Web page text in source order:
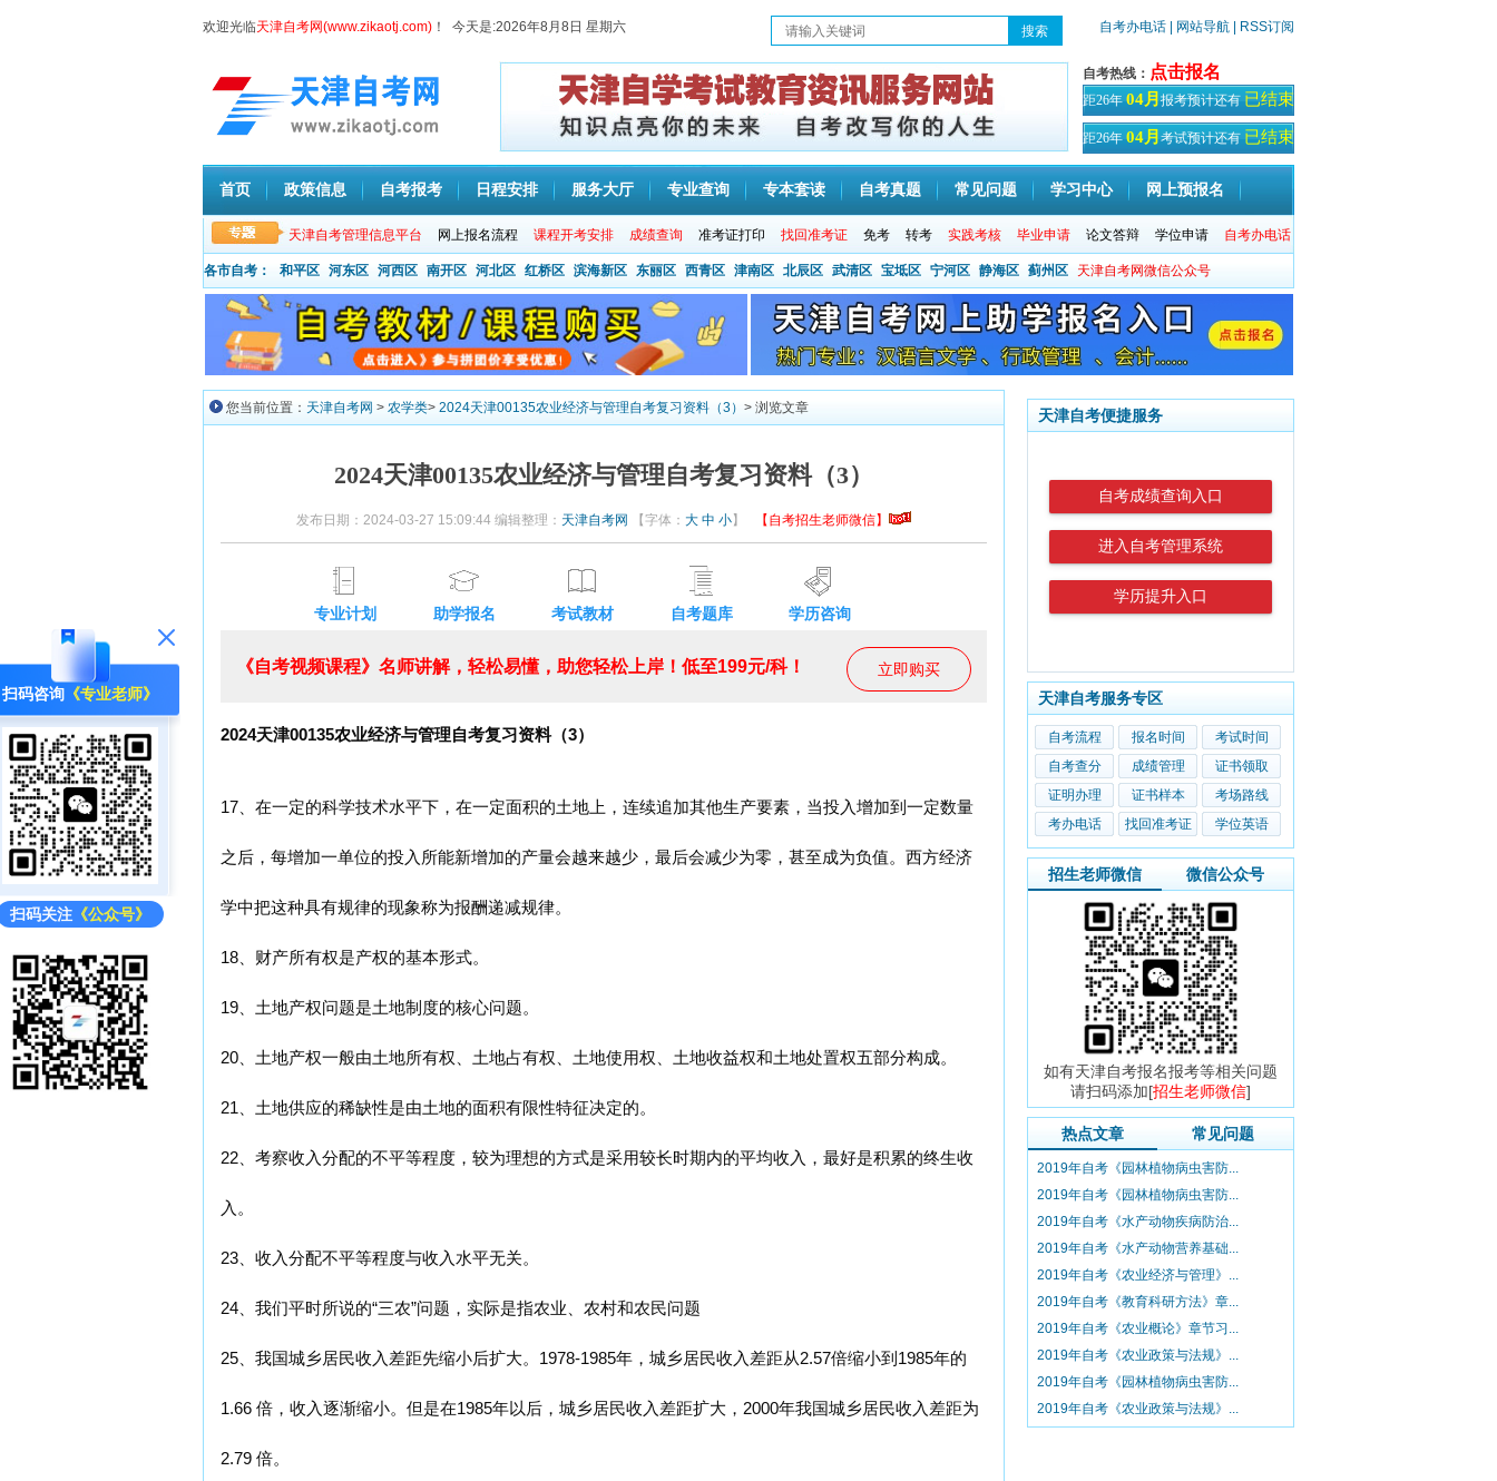
扫码咨询 《专业老师》
扫码关注 《公众号》
欢迎光临天津自考网(www.zikaotj.com) ！ 今天是:2026年8月8日 星期六 自考办电话 | 网站导航 | RSS订阅
自考热线： 点击报名
距26年 04月 报考预计还有 已结束
天！
距26年 04月 考试预计还有 已结束
天
首页 政策信息 自考报考 日程安排 服务大厅 专业查询 专本套读 自考真题 常见问题 学习中心 网上预报名
天津自考管理信息平台 网上报名流程 课程开考安排 成绩查询 准考证打印 找回准考证 免考 转考 实践考核 毕业申请 论文答辩 学位申请 自考办电话
各市自考： 和平区 河东区 河西区 南开区 河北区 红桥区 滨海新区 东丽区 西青区 津南区 北辰区 武清区 宝坻区 宁河区 静海区 蓟州区 天津自考网微信公众号
您当前位置： 天津自考网 > 农学类> 2024天津00135农业经济与管理自考复习资料（3） > 浏览文章
2024天津00135农业经济与管理自考复习资料（3）
发布日期：2024-03-27 15:09:44 编辑整理： 天津自考网 【字体： 大 中 小】 【自考招生老师微信】
专业计划 助学报名 考试教材 自考题库 学历咨询
立即购买
《自考视频课程》名师讲解，轻松易懂，助您轻松上岸！低至199元/科！
2024天津00135农业经济与管理自考复习资料（3）
17、在一定的科学技术水平下，在一定面积的土地上，连续追加其他生产要素，当投入增加到一定数量
之后，每增加一单位的投入所能新增加的产量会越来越少，最后会减少为零，甚至成为负值。西方经济
学中把这种具有规律的现象称为报酬递减规律。
18、财产所有权是产权的基本形式。
19、土地产权问题是土地制度的核心问题。
20、土地产权一般由土地所有权、土地占有权、土地使用权、土地收益权和土地处置权五部分构成。
21、土地供应的稀缺性是由土地的面积有限性特征决定的。
22、考察收入分配的不平等程度，较为理想的方式是采用较长时期内的平均收入，最好是积累的终生收
入。
23、收入分配不平等程度与收入水平无关。
24、我们平时所说的“三农”问题，实际是指农业、农村和农民问题
25、我国城乡居民收入差距先缩小后扩大。1978-1985年，城乡居民收入差距从2.57倍缩小到1985年的
1.66 倍，收入逐渐缩小。但是在1985年以后，城乡居民收入差距扩大，2000年我国城乡居民收入差距为
2.79 倍。
天津自考便捷服务
自考成绩查询入口
进入自考管理系统
学历提升入口
天津自考服务专区
自考流程 报名时间
考试时间
自考查分
成绩管理
证书领取
证明办理
证书样本
考场路线
考办电话
找回准考证 学位英语
招生老师微信 微信公众号
如有天津自考报名报考等相关问题
请扫码添加[招生老师微信]
热点文章 常见问题
2019年自考《园林植物病虫害防...
2019年自考《园林植物病虫害防...
2019年自考《水产动物疾病防治...
2019年自考《水产动物营养基础...
2019年自考《农业经济与管理》...
2019年自考《教育科研方法》章...
2019年自考《农业概论》章节习...
2019年自考《农业政策与法规》...
2019年自考《园林植物病虫害防...
2019年自考《农业政策与法规》...